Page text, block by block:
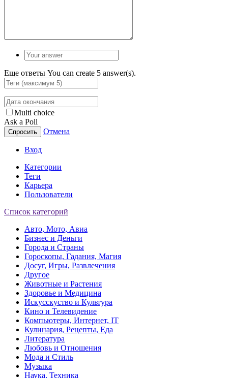
Еще ответы You can create 5 answer(s).
Multi choice
Ask a Poll
Спросить Отмена
Вход
Категории
Теги
Карьера
Пользователи
Список категорий
Авто, Мото, Авиа
Бизнес и Деньги
Города и Страны
Гороскопы, Гадания, Магия
Досуг, Игры, Развлечения
Другое
Животные и Растения
Здоровье и Медицина
Искусскуство и Культура
Кино и Телевидение
Компьютеры, Интернет, IT
Кулинария, Рецепты, Еда
Литература
Любовь и Отношения
Мода и Стиль
Музыка
Наука, Техника